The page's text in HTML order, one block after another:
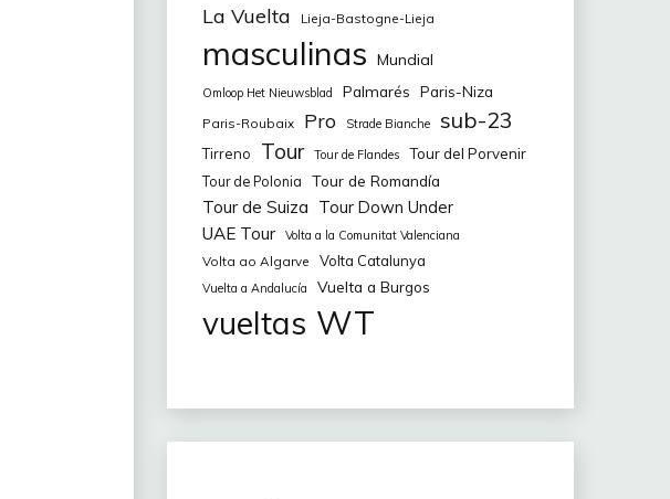
La Vuelta Lieja-Bastogne-Lieja
masculinas Mundial
Omloop Het Nieuwsblad Palmarés Paris-Niza
Paris-Roubaix Pro Strade Bianche sub-23
Tirreno Tour Tour de Flandes Tour del Porvenir
Tour de Polonia Tour de Romandía
Tour de Suiza Tour Down Under
UAE Tour
Volta a la Comunitat Valenciana
Volta ao Algarve Volta Catalunya
Vuelta a Andalucía Vuelta a Burgos
vueltas WT